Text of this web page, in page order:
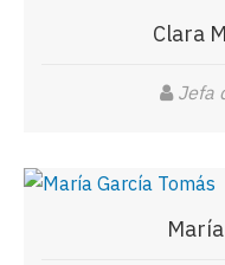
Clara
Jefa